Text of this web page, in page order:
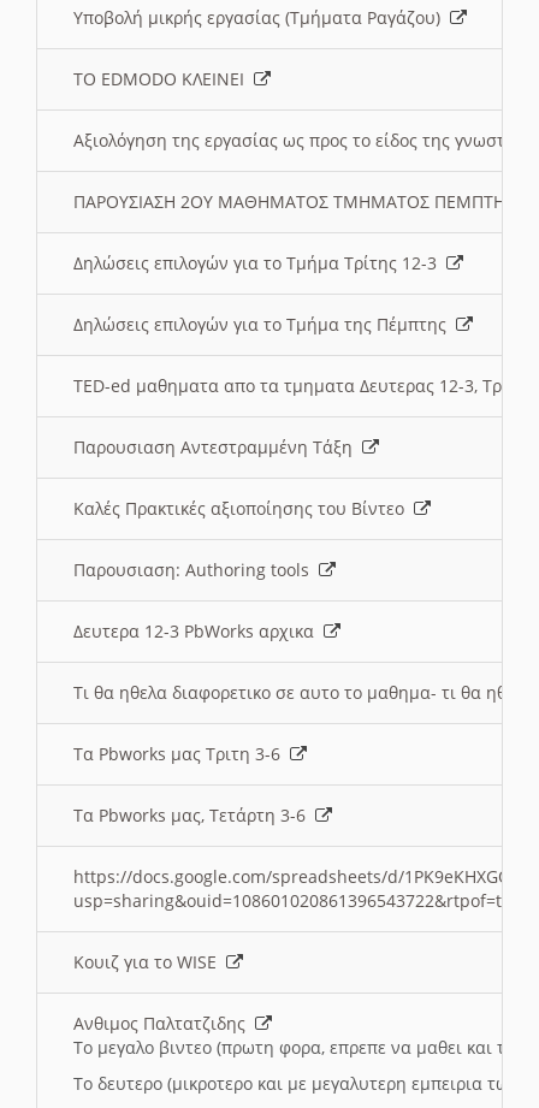
Υποβολή μικρής εργασίας (Τμήματα Ραγάζου)
ΤΟ EDMODO ΚΛΕΙΝΕΙ
Αξιολόγηση της εργασίας ως προς το είδος της
ΠΑΡΟΥΣΙΑΣΗ 2ΟΥ ΜΑΘΗΜΑΤΟΣ ΤΜΗΜΑΤΟΣ
Δηλώσεις επιλογών για το Τμήμα Τρίτης 12-3
Δηλώσεις επιλογών για το Τμήμα της Πέμπτης
TED-ed μαθηματα απο τα τμηματα Δευτερας 12-3,
Παρουσιαση Αντεστραμμένη Τάξη
Καλές Πρακτικές αξιοποίησης του Βίντεο
Παρουσιαση: Authoring tools
Δευτερα 12-3 PbWorks αρχικα
Τι θα ηθελα διαφορετικο σε αυτο το μαθημα- τι θα
Τα Pbworks μας Τριτη 3-6
Τα Pbworks μας, Τετάρτη 3-6
https://docs.google.com/spreadsheets/d/
Κουιζ για το WISE
Ανθιμος Παλτατζιδης
Το μεγαλο βιντεο (πρωτη φορα, επρεπε να μαθει και το
Το δευτερο (μικροτερο και με μεγαλυτερη εμπειρια